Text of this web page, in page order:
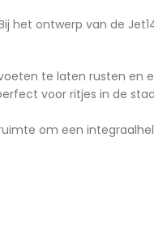
het ontwerp van de
te laten rusten en
voor ritjes in de
om een